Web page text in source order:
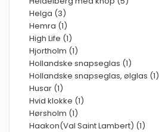
Helga (3)
Hemra (1)
High Life (1)
Hjortholm (1)
Hollandske snapseglas (1)
Hollandske snapseglas, ølglas (1)
Husar (1)
Hvid klokke (1)
Hørsholm (1)
Haakon(Val Saint Lambert) (1)